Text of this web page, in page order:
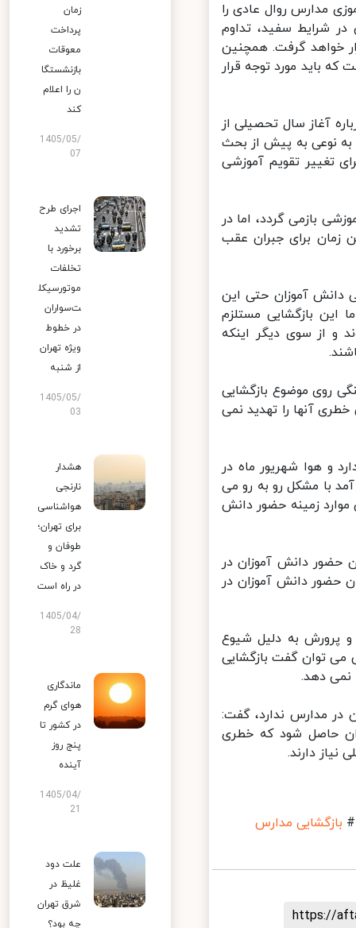
مدارس روال عادی را
شرایط سفید، تداوم
خواهد گرفت. همچنین
باید مورد توجه قرار
آغاز سال تحصیلی از
نوعی به پیش از بحث
تغییر تقویم آموزشی
بازمی گردد، اما در
برای جبران عقب
آموزان حتی این
بازگشایی مستلزم
از سوی دیگر اینکه
روی موضوع بازگشایی
آنها را تهدید نمی
و هوا شهریور ماه در
با مشکل رو به رو می
زمینه حضور دانش
حضور دانش آموزان در
دانش آموزان در
پرورش به دلیل شیوع
توان گفت بازگشایی
دهد.
در مدارس ندارد، گفت:
حاصل شود که خطری
دارند.
بازگشایی مدارس
https://
زمان
پرداخت
معوقات
بازنشستگا
ن را اعلام
کند
1405/05/
07
اجرای طرح
تشدید
برخورد با
تخلفات
موتورسیکل
ت‌سواران
در خطوط
ویژه تهران
از شنبه
1405/05/
03
هشدار
نارنجی
هواشناسی
برای تهران؛
طوفان و
گرد و خاک
در راه است
1405/04/
28
ماندگاری
هوای گرم
در کشور تا
پنج روز
آینده
1405/04/
علت دود
غلیظ در
شرق تهران
چه بود؟